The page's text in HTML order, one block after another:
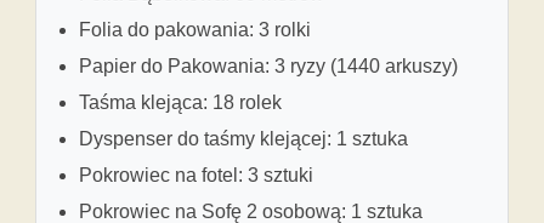
Folia do pakowania: 3 rolki
Papier do Pakowania: 3 ryzy (1440 arkuszy)
Taśma klejąca: 18 rolek
Dyspenser do taśmy klejącej: 1 sztuka
Pokrowiec na fotel: 3 sztuki
Pokrowiec na Sofę 2 osobową: 1 sztuka